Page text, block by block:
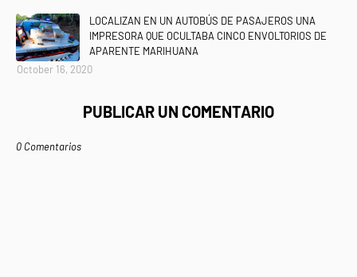
LOCALIZAN EN UN AUTOBÚS DE PASAJEROS UNA
IMPRESORA QUE OCULTABA CINCO ENVOLTORIOS DE
APARENTE MARIHUANA
October 16, 2020
PUBLICAR UN COMENTARIO
0 Comentarios